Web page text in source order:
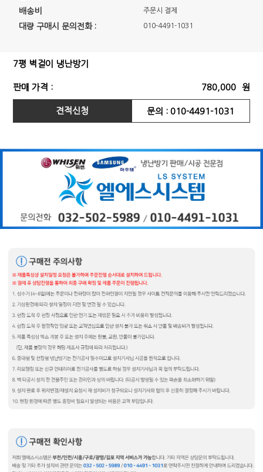
배송비 주문시 결제
대량 구매시 문의전화 : 010-4491-1031
7평 벽걸이 냉난방기
판매 가격 : 원
780,000
견적신청 문의 : 010-4491-1031